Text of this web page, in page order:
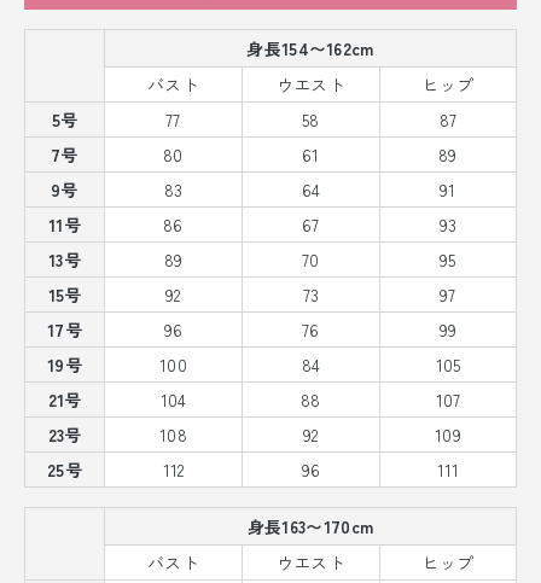
身長154〜162cm
バスト
ウエスト
ヒップ
5号
77 58
87
7号
80 61
89
9号
83 64
91
11号
86 67
93
13号
89 70
95
15号
92 73
97
17号
96 76
99
19号
100 84
105
21号
104 88
107
23号
108 92
109
25号
112 96 111
身長163〜170cm
バスト
ウエスト
ヒップ